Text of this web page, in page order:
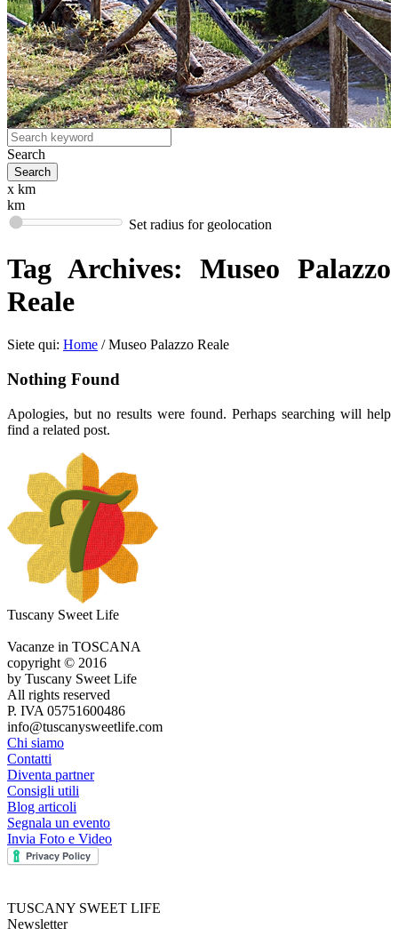
Search
x km
km
Set radius for geolocation
Tag Archives:Museo Palazzo
Reale
Siete qui: Home / Museo Palazzo Reale
Nothing Found
Apologies, but no results were found. Perhaps searching will help
find a related post.
Tuscany Sweet Life
Vacanze in TOSCANA
copyright © 2016
by Tuscany Sweet Life
All rights reserved
P. IVA 05751600486
info@tuscanysweetlife.com
Chi siamo
Contatti
Diventa partner
Consigli utili
Blog articoli
Segnala un evento
Invia Foto e Video
TUSCANY SWEET LIFE
Newsletter